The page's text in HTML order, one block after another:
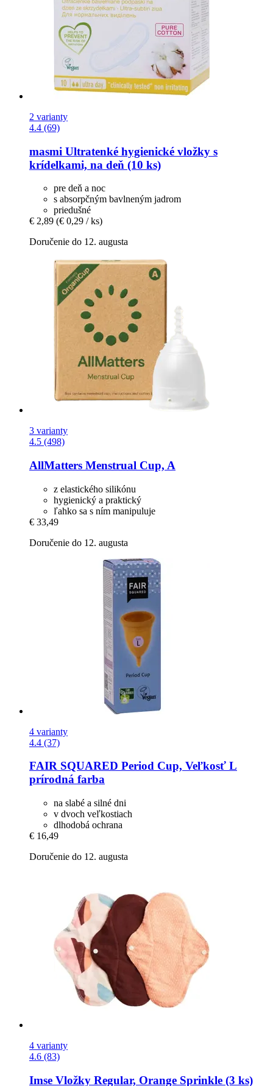
2 varianty
4.4 (69)
masmi Ultratenké hygienické vložky s
krídelkami, na deň (10 ks)
pre deň a noc
s absorpčným bavlneným jadrom
priedušné
€ 2,89 (€ 0,29 / ks)
Doručenie do 12. augusta
3 varianty
4.5 (498)
AllMatters Menstrual Cup, A
z elastického silikónu
hygienický a praktický
ľahko sa s ním manipuluje
€ 33,49
Doručenie do 12. augusta
4 varianty
4.4 (37)
FAIR SQUARED Period Cup, Veľkosť L
prírodná farba
na slabé a silné dni
v dvoch veľkostiach
dlhodobá ochrana
€ 16,49
Doručenie do 12. augusta
4 varianty
4.6 (83)
Imse Vložky Regular, Orange Sprinkle (3 ks)